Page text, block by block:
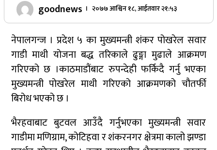
goodnews । २०७७ आश्विन १८, आईतवार २१:५३
नेपालगन्ज । प्रदेश ५ का मुख्यमन्त्री शंकर पोखरेल सवार
गाडी माथी योजना बद्ध तरिकाले ढुङ्गा मुढाले आक्रमण
गरिएको छ ।काठमाडौंबाट रुपन्देही फर्किदै गर्नु भएका
मुख्यमन्त्री पोखरेल माथी गरिएको आक्रमणको चौतर्फी
बिरोध भएको छ ।
भैरहवाबाट बुटवल आउँदै गर्नुभएका मुख्यमन्त्री सवार
गाडीमा मणिग्राम, कोटिहवा र शंकरनगर क्षेत्रमा कालो झण्डा